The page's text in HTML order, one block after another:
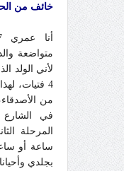
خائف من
متواضعة
لأني الولد
4 فتيات،
من
في الشارع
المرحلة
ساعة أو
بجلدي